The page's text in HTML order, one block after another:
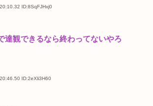
ID:8SqFJHxj0
達観できるなら終わってないやろ
ID:2eXli3H60